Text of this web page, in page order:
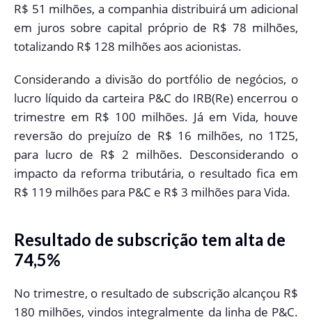
R$ 51 milhões, a companhia distribuirá um adicional
em juros sobre capital próprio de R$ 78 milhões,
totalizando R$ 128 milhões aos acionistas.
Considerando a divisão do portfólio de negócios, o
lucro líquido da carteira P&C do IRB(Re) encerrou o
trimestre em R$ 100 milhões. Já em Vida, houve
reversão do prejuízo de R$ 16 milhões, no 1T25,
para lucro de R$ 2 milhões. Desconsiderando o
impacto da reforma tributária, o resultado fica em
R$ 119 milhões para P&C e R$ 3 milhões para Vida.
Resultado de subscrição tem alta de
74,5%
No trimestre, o resultado de subscrição alcançou R$
180 milhões, vindos integralmente da linha de P&C.